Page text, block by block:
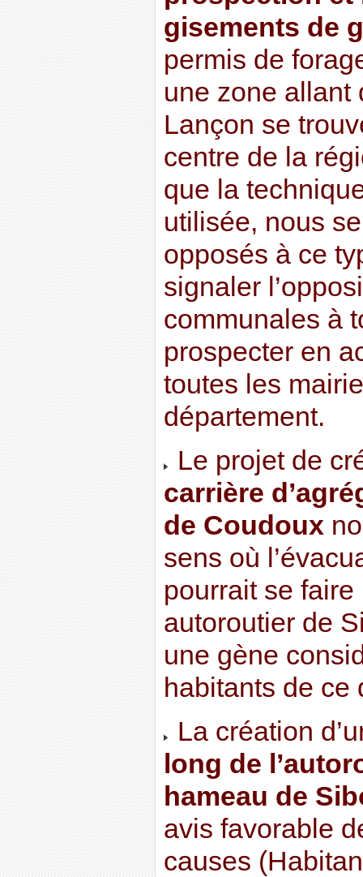
gisements de
permis de
une zone allant
Lançon se
centre de la
que la
utilisée, nous
opposés à ce
signaler
communales à
prospecter en
toutes les
département.
Le projet de
carrière
de Coudoux
sens où
pourrait se
autoroutier de
une gène
habitants de ce
La création
long de
hameau de
avis favorable
causes